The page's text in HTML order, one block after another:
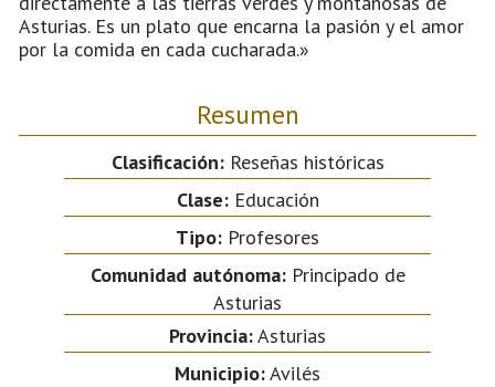
Asturias. Es un plato que encarna la pasión y el amor
por la comida en cada cucharada.»
Resumen
Clasificación:Reseñas históricas
Clase:Educación
Tipo: Profesores
Comunidad autónoma:Principado de
Asturias
Provincia:Asturias
Municipio:Avilés